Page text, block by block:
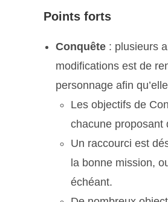
Points forts
Conquête : plusieurs
modifications est de
personnage afin
Les objectifs de
chacune proposant
Un raccourci est
la bonne mission,
échéant.